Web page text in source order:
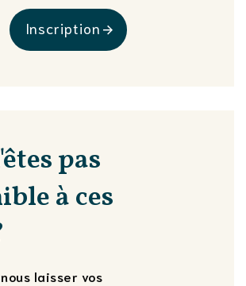
Inscription
pas
à ces
laisser vos